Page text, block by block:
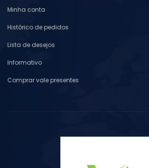
Minha conta
Histórico de pedidos
Lista de desejos
Informativo
Comprar vale presentes